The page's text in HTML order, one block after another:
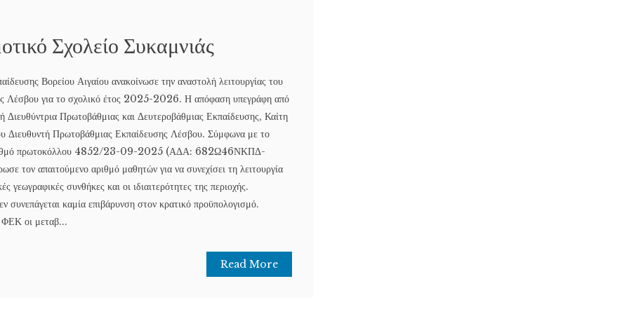
Σχολείο Συκαμνιάς
Βορείου Αιγαίου ανακοίνωσε την αναστολή λειτουργίας του
Λέσβου για το σχολικό έτος 2025-2026. Η απόφαση υπεγράφη από
Διευθύντρια Πρωτοβάθμιας και Δευτεροβάθμιας Εκπαίδευσης, Καίτη
Διευθυντή Πρωτοβάθμιας Εκπαίδευσης Λέσβου. Σύμφωνα με το
πρωτοκόλλου 4852/23-09-2025 (ΑΔΑ: 682Ω46ΝΚΠΔ-
τον απαιτούμενο αριθμό μαθητών για να συνεχίσει τη λειτουργία
γεωγραφικές συνθήκες και οι ιδιαιτερότητες της περιοχής.
συνεπάγεται καμία επιβάρυνση στον κρατικό προϋπολογισμό.
ΦΕΚ οι μεταβ...
Read More